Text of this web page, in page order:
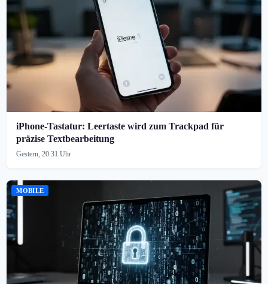
iPhone-Tastatur: Leertaste wird zum Trackpad für
präzise Textbearbeitung
Gestern, 20:31 Uhr
MOBILE